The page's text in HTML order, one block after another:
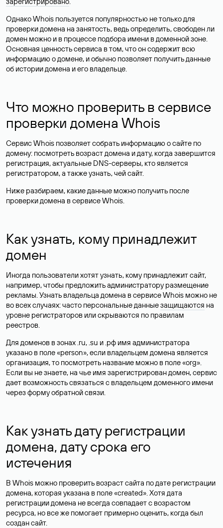
Однако Whois пользуется популярностью не только для
проверки домена на занятость, ведь определить, свободен ли
домен можно и в процессе подбора имени в доменной зоне.
Основная ценность сервиса в том, что он содержит всю
информацию о домене, и обычно позволяет получить данные
об истории домена и его владельце.
Что можно проверить в сервисе
проверки домена Whois
Сервис Whois позволяет собрать информацию о сайте по
домену: посмотреть возраст домена и дату, когда завершится
регистрация, актуальные DNS-серверы, кто является
регистратором, а также узнать, чей сайт.
Ниже разбираем, какие данные можно получить после
проверки домена в сервисе Whois.
Как узнать, кому принадлежит
домен
Иногда пользователи хотят узнать, кому принадлежит сайт,
например, чтобы предложить администратору размещение
рекламы. Узнать владельца домена в сервисе Whois можно не
во всех случаях: часто персональные данныезащищаются на
уровне регистраторов или скрываются по правилам
реестров.
Для доменов в зонах .ru, .su и .рф имя администратора
указано в поле «person», если владельцем домена является
организация, то посмотреть название можно в поле «org».
Если вы не знаете, на чье имя зарегистрирован домен, сервис
дает возможность связаться с владельцем доменного имени
через форму обратной связи.
Как узнать дату регистрации
домена, дату срока его
истечения
В Whois можно проверить возраст сайта по дате регистрации
домена, которая указана в поле «created». Хотя дата
регистрации домена не всегда совпадает с возрастом
ресурса, но все же помогает примерно оценить, когда был
создан сайт.